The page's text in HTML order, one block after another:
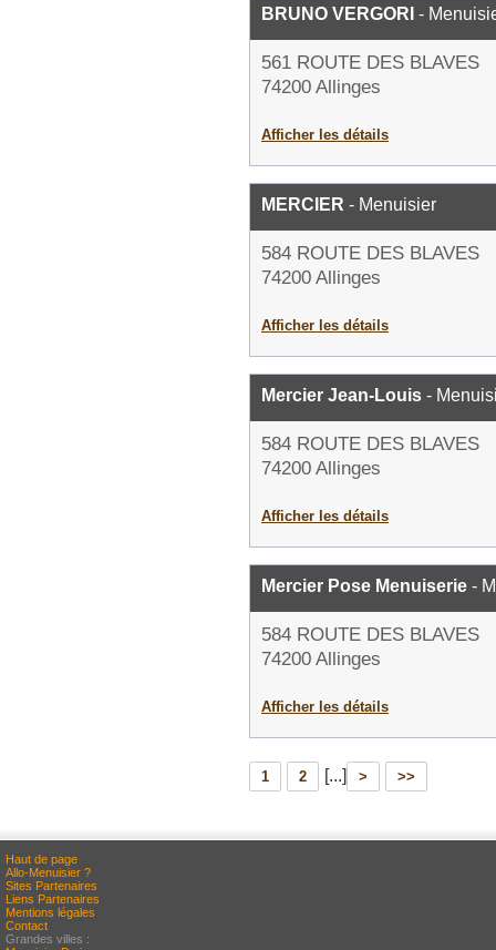
BRUNO VERGORI -
561 ROUTE DES BLAVES
74200 Allinges
Afficher les détails
MERCIER - Menuisier
584 ROUTE DES BLAVES
74200 Allinges
Afficher les détails
Mercier Jean-Louis -
584 ROUTE DES BLAVES
74200 Allinges
Afficher les détails
Mercier Pose Menuiserie -
584 ROUTE DES BLAVES
74200 Allinges
Afficher les détails
1 2 [...] > >>
Haut de page
Allo-Menuisier ?
Sites Partenaires
Liens Partenaires
Mentions légales
Contact
Grandes villes :